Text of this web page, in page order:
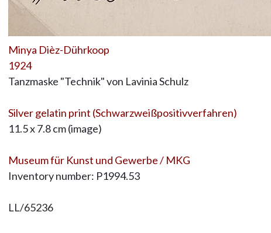
Minya Dièz-Dührkoop
1924
Tanzmaske "Technik" von Lavinia Schulz
Silver gelatin print (Schwarzweißpositivverfahren)
11.5 x 7.8 cm (image)
Museum für Kunst und Gewerbe / MKG
Inventory number: P1994.53
LL/65236